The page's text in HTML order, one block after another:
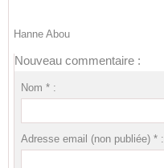
Hanne Abou
Nouveau commentaire :
Nom * :
Adresse email (non publiée) * :